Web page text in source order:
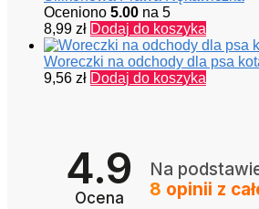
Oceniono 5.00 na 5
8,99 zł Dodaj do koszyka
Woreczki na odchody dla psa
9,56 zł Dodaj do koszyka
4.9
Ocena
Na
8 opinii z